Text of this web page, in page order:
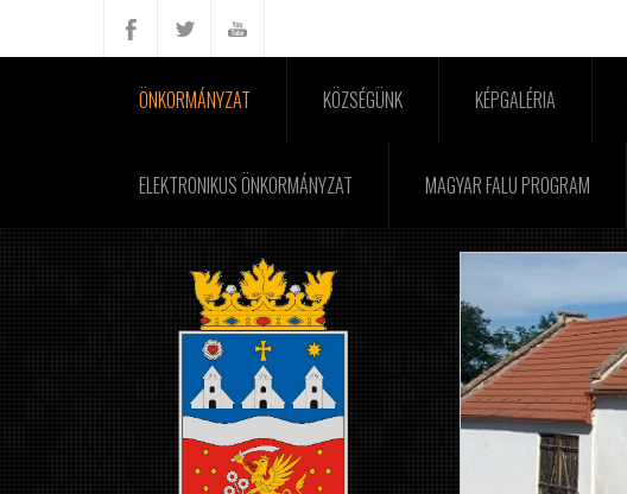
ÖNKORMÁNYZAT KÖZSÉGÜNK KÉPGALÉRIA
ELEKTRONIKUS ÖNKORMÁNYZAT MAGYAR FALU PROGRAM